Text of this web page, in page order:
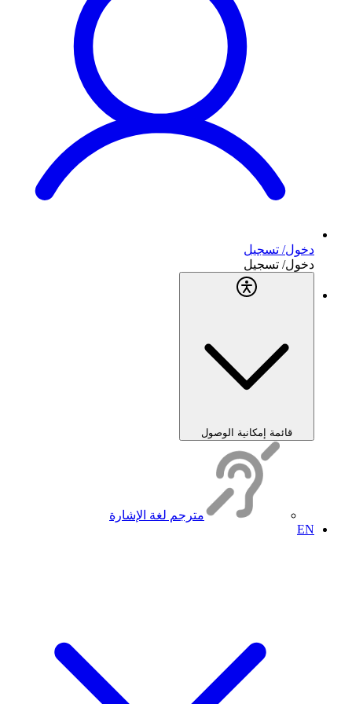
دخول/ تسجيل
دخول/ تسجيل
قائمة إمكانية الوصول
مترجم لغة الإشارة
EN